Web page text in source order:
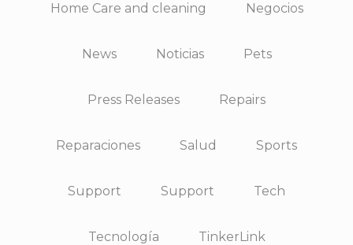
Home Care and cleaning Negocios
News Noticias Pets
Press Releases Repairs
Reparaciones Salud Sports
Support Support Tech
Tecnología TinkerLink